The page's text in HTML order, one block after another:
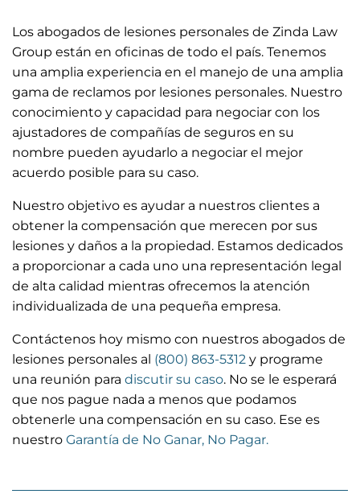
Los abogados de lesiones personales de Zinda Law
Group están en oficinas de todo el país. Tenemos
una amplia experiencia en el manejo de una amplia
gama de reclamos por lesiones personales. Nuestro
conocimiento y capacidad para negociar con los
ajustadores de compañías de seguros en su
nombre pueden ayudarlo a negociar el mejor
acuerdo posible para su caso.
Nuestro objetivo es ayudar a nuestros clientes a
obtener la compensación que merecen por sus
lesiones y daños a la propiedad. Estamos dedicados
a proporcionar a cada uno una representación legal
de alta calidad mientras ofrecemos la atención
individualizada de una pequeña empresa.
Contáctenos hoy mismo con nuestros abogados de
lesiones personales al (800) 863-5312 y programe
una reunión para discutir su caso. No se le esperará
que nos pague nada a menos que podamos
obtenerle una compensación en su caso. Ese es
nuestro Garantía de No Ganar, No Pagar.